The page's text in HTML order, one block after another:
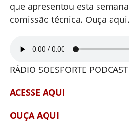
que apresentou esta
comissão técnica. Ouça
RÁDIO SOESPORTE
ACESSE AQUI
OUÇA AQUI